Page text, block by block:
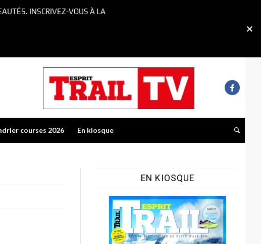
courses 2026 En kiosque
EN KIOSQUE
INSCRIVEZ-VOUS À LA